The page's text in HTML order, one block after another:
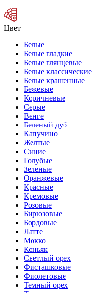
Цвет
Белые
Белые гладкие
Белые глянцевые
Белые классические
Белые крашенные
Бежевые
Коричневые
Серые
Венге
Беленый дуб
Капучино
Желтые
Синие
Голубые
Зеленые
Оранжевые
Красные
Кремовые
Розовые
Бирюзовые
Бордовые
Латте
Мокко
Коньяк
Светлый орех
Фисташковые
Фиолетовые
Темный орех